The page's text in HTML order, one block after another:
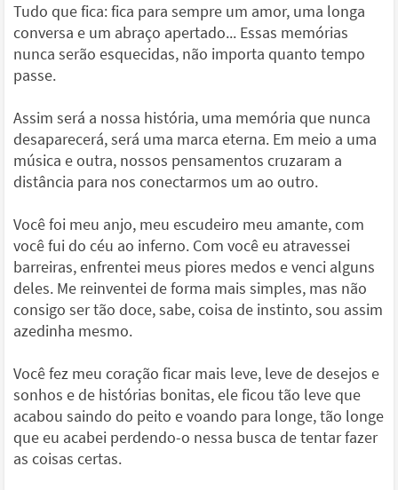
Tudo que fica: fica para sempre um amor, uma longa
conversa e um abraço apertado... Essas memórias
nunca serão esquecidas, não importa quanto tempo
passe.
Assim será a nossa história, uma memória que nunca
desaparecerá, será uma marca eterna. Em meio a uma
música e outra, nossos pensamentos cruzaram a
distância para nos conectarmos um ao outro.
Você foi meu anjo, meu escudeiro meu amante, com
você fui do céu ao inferno. Com você eu atravessei
barreiras, enfrentei meus piores medos e venci alguns
deles. Me reinventei de forma mais simples, mas não
consigo ser tão doce, sabe, coisa de instinto, sou assim
azedinha mesmo.
Você fez meu coração ficar mais leve, leve de desejos e
sonhos e de histórias bonitas, ele ficou tão leve que
acabou saindo do peito e voando para longe, tão longe
que eu acabei perdendo-o nessa busca de tentar fazer
as coisas certas.